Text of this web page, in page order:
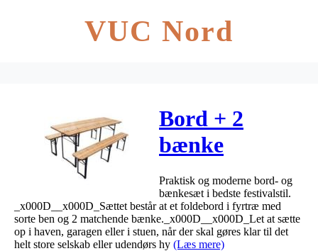
VUC Nord
Bord + 2
bænke
220x70x76cm,
220x25x46cm
Praktisk og moderne bord- og
bænkesæt i bedste festivalstil.
_x000D__x000D_Sættet består at et foldebord i fyrtræ med
sorte ben og 2 matchende bænke._x000D__x000D_Let at sætte
op i haven, garagen eller i stuen, når der skal gøres klar til det
helt store selskab eller udendørs hy (Læs mere)